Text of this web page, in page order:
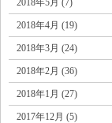
2018年4月 (19)
2018年3月 (24)
2018年2月 (36)
2018年1月 (27)
2017年12月 (5)